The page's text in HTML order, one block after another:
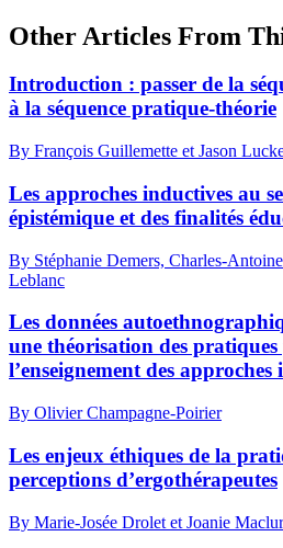
Other Articles From
Introduction : passer de la
à la séquence pratique-théorie
By François Guillemette et Jason
Les approches inductives au
épistémique et des finalités
By Stéphanie Demers, Charles-
Leblanc
Les données
une théorisation des
l’enseignement des approches
By Olivier Champagne-Poirier
Les enjeux éthiques de la
perceptions d’ergothérapeutes
By Marie-Josée Drolet et Joanie